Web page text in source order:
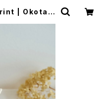
| Okotas